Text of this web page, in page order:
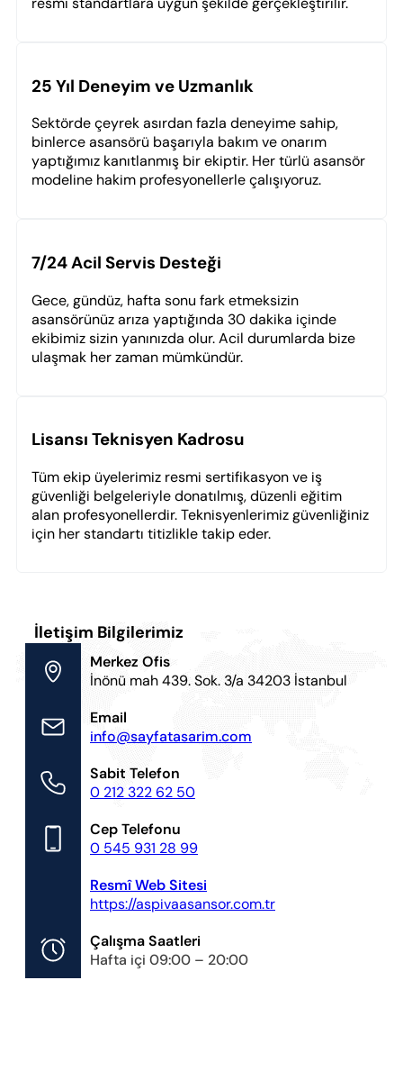
25 Yıl Deneyim ve Uzmanlık
Sektörde çeyrek asırdan fazla deneyime sahip,
binlerce asansörü başarıyla bakım ve onarım
yaptığımız kanıtlanmış bir ekiptir. Her türlü asansör
modeline hakim profesyonellerle çalışıyoruz.
7/24 Acil Servis Desteği
Gece, gündüz, hafta sonu fark etmeksizin
asansörünüz arıza yaptığında 30 dakika içinde
ekibimiz sizin yanınızda olur. Acil durumlarda bize
ulaşmak her zaman mümkündür.
Lisansı Teknisyen Kadrosu
Tüm ekip üyelerimiz resmi sertifikasyon ve iş
güvenliği belgeleriyle donatılmış, düzenli eğitim
alan profesyonellerdir. Teknisyenlerimiz güvenliğiniz
için her standartı titizlikle takip eder.
İletişim Bilgilerimiz
Merkez Ofis
İnönü mah 439. Sok. 3/a 34203 İstanbul
Email
info@sayfatasarim.com
Sabit Telefon
0 212 322 62 50
Cep Telefonu
0 545 931 28 99
Resmî Web Sitesi
https://aspivaasansor.com.tr
Çalışma Saatleri
Hafta içi 09:00 – 20:00